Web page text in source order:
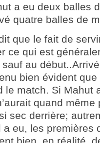
a eu deux balles
quatre balles de
que le fait de
ce qui est
sauf au
bien évident
le match. Si Mahut
quand
sec derrière;
a eu, les